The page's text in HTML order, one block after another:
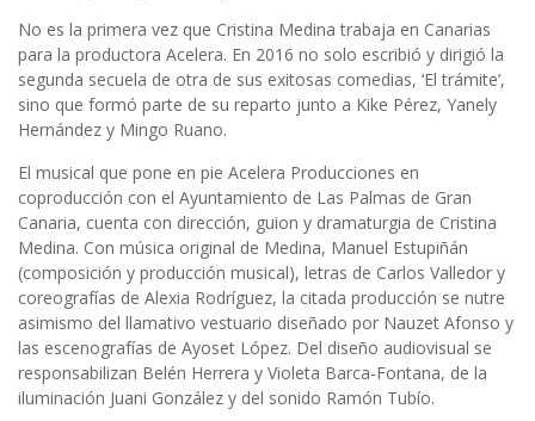
No es la primera vez que Cristina Medina trabaja en Canarias
para la productora Acelera. En 2016 no solo escribió y dirigió la
segunda secuela de otra de sus exitosas comedias, ‘El trámite’,
sino que formó parte de su reparto junto a Kike Pérez, Yanely
Hernández y Mingo Ruano.
El musical que pone en pie Acelera Producciones en
coproducción con el Ayuntamiento de Las Palmas de Gran
Canaria, cuenta con dirección, guion y dramaturgia de Cristina
Medina. Con música original de Medina, Manuel Estupiñán
(composición y producción musical), letras de Carlos Valledor y
coreografías de Alexia Rodríguez, la citada producción se nutre
asimismo del llamativo vestuario diseñado por Nauzet Afonso y
las escenografías de Ayoset López. Del diseño audiovisual se
responsabilizan Belén Herrera y Violeta Barca-Fontana, de la
iluminación Juani González y del sonido Ramón Tubío.